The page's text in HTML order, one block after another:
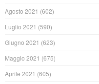
Agosto 2021 (602)
Luglio 2021 (590)
Giugno 2021 (623)
Maggio 2021 (675)
Aprile 2021 (605)